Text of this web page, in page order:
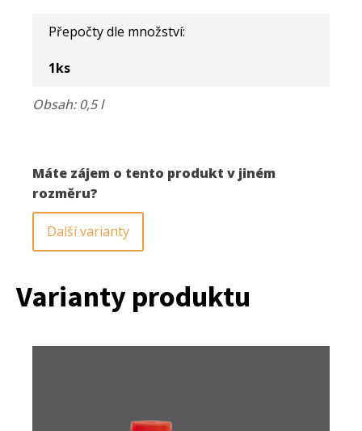
polomat
Přepočty dle množství:
1ks
Obsah: 0,5 l
Máte zájem o tento produkt v jiném
rozměru?
Další varianty
Varianty produktu